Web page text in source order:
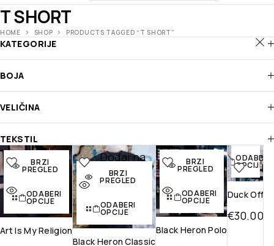
T SHORT
HOME SHOP PRODUCTS TAGGED “T SHORT”
KATEGORIJE
BOJA
VELIČINA
TEKSTIL
Dodaj na
listu želja
pregled
BRZI
PREGLED
ODABERI
OPCIJE
Art Is My Religion
Dodaj na
listu želja
Brzi pregled
BRZI
PREGLED
ODABERI
OPCIJE
Black Heron Classic
Dodaj na
listu želja
pregled
BRZI
PREGLED
ODABERI
OPCIJE
Black Heron Polo
na
BRZI
ODABERI
OPCIJE
Duck Off
€30.00